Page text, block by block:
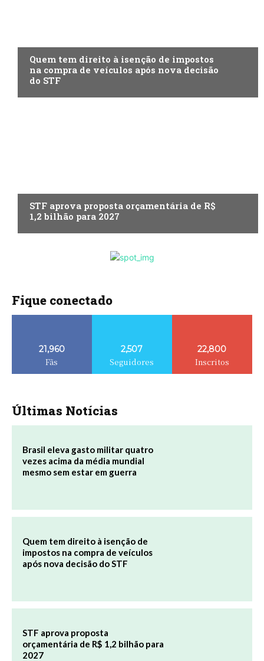
Quem tem direito à isenção de impostos
na compra de veículos após nova decisão
do STF
STF aprova proposta orçamentária de R$
1,2 bilhão para 2027
Fique conectado
21,960
Fãs
2,507
Seguidores
22,800
Inscritos
Últimas Notícias
Brasil eleva gasto militar quatro
vezes acima da média mundial
mesmo sem estar em guerra
Quem tem direito à isenção de
impostos na compra de veículos
após nova decisão do STF
STF aprova proposta
orçamentária de R$ 1,2 bilhão para
2027